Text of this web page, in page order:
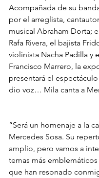
Acompañada de su
por el arreglista,
musical Abraham Dorta;
Rafa Rivera, el bajista
violinista Nacha Padilla y
Francisco Marrero, la
presentará el
dio voz… Mila canta a
“Será un homenaje a la
Mercedes Sosa. Su
amplio, pero vamos a
temas más emblemáticos
que han resonado